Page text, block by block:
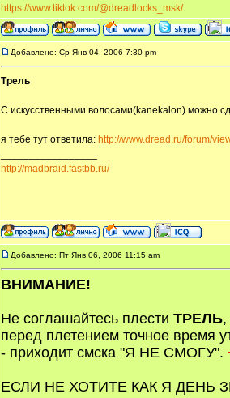
https://www.tiktok.com/@dreadlocks_msk/
Добавлено: Ср Янв 04, 2006 7:30 pm
Трель
С искусственными волосами(kanekalon) можно
я тебе тут ответила: http://www.dread.ru/forum/
http://madbraid.fastbb.ru/
Добавлено: Пт Янв 06, 2006 11:15 am
ВНИМАНИЕ!
Не соглашайтесь плести ТРЕЛЬ,
перед плетением точное время
- приходит смска "Я НЕ СМОГУ".
ЕСЛИ НЕ ХОТИТЕ КАК Я ДЕНЬ